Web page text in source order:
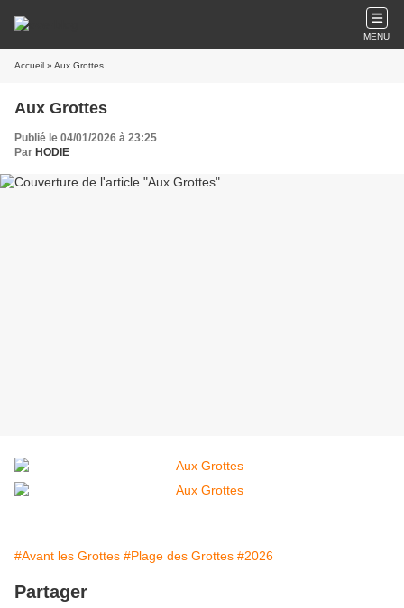
MENU
Accueil » Aux Grottes
Aux Grottes
Publié le 04/01/2026 à 23:25
Par HODIE
#Avant les Grottes #Plage des Grottes #2026
Partager